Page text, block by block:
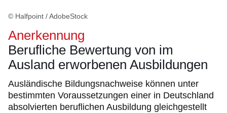
© Halfpoint / AdobeStock
Anerkennung
Berufliche Bewertung von im
Ausland erworbenen Ausbildungen
Ausländische Bildungsnachweise können unter
bestimmten Voraussetzungen einer in Deutschland
absolvierten beruflichen Ausbildung gleichgestellt